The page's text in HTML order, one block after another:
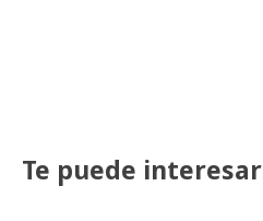
Te puede interesar